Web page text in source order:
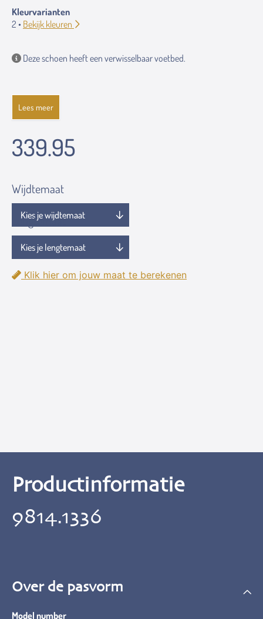
Kleurvarianten
2 • Bekijk kleuren
Deze schoen heeft een verwisselbaar voetbed.
Lees meer
339.95
Wijdtemaat
Lengtemaat
Klik hier om jouw maat te berekenen
Productinformatie
9814.1336
Over de pasvorm
Model number